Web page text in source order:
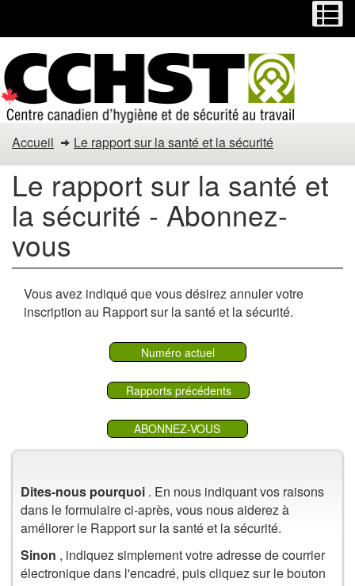
au
contenu
principal
à
la
version
HTML
simplifiée
Accueil Le rapport sur la santé et la sécurité
Le rapport sur la santé et
la sécurité - Abonnez-
vous
Vous avez indiqué que vous désirez annuler votre
inscription au Rapport sur la santé et la sécurité.
Numéro actuel
Rapports précédents
ABONNEZ-VOUS
Dites-nous pourquoi . En nous indiquant vos raisons
dans le formulaire ci-après, vous nous aiderez à
améliorer le Rapport sur la santé et la sécurité.
Sinon , indiquez simplement votre adresse de courrier
électronique dans l'encadré, puis cliquez sur le bouton